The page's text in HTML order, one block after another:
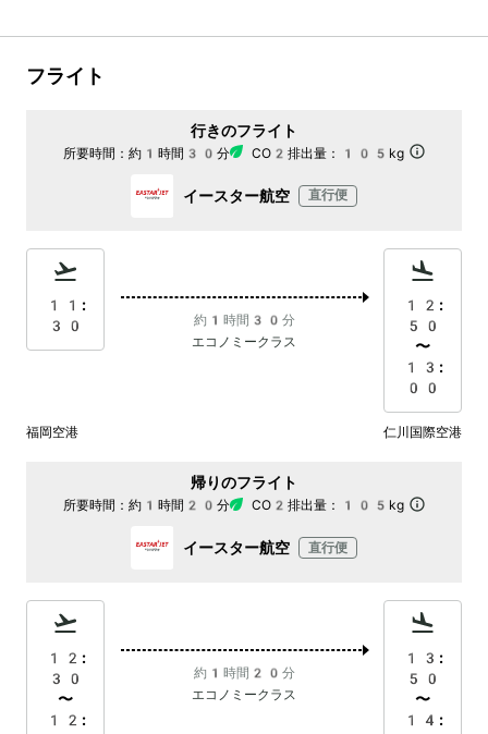
フライト
行きのフライト
所要時間： 約1時間30分 CO2排出量： 105kg
イースター航空 直行便
11:
30
約1時間30分
エコノミークラス
12:
50
〜
13:
00
福岡空港 仁川国際空港
帰りのフライト
所要時間： 約1時間20分 CO2排出量： 105kg
イースター航空 直行便
12:
30
〜
12:
約1時間20分
エコノミークラス
13:
50
〜
14: